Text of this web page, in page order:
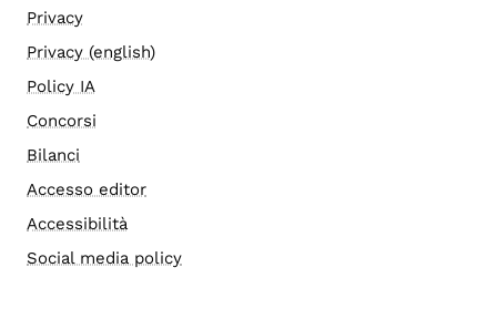
Privacy
Privacy (english)
Policy IA
Concorsi
Bilanci
Accesso editor
Accessibilità
Social media policy